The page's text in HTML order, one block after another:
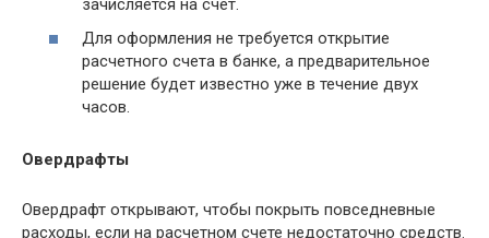
зачисляется на счет.
Для оформления не требуется открытие
расчетного счета в банке, а предварительное
решение будет известно уже в течение двух
часов.
Овердрафты
Овердрафт открывают, чтобы покрыть повседневные
расходы, если на расчетном счете недостаточно средств.